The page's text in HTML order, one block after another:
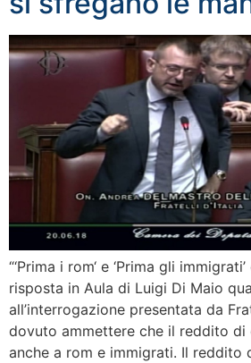
“‘Prima i rom‘ e ‘Prima gli
risposta in Aula di Luigi Di Maio
all’interrogazione presentata da
dovuto ammettere che il reddito di
anche a rom e immigrati. Il reddito